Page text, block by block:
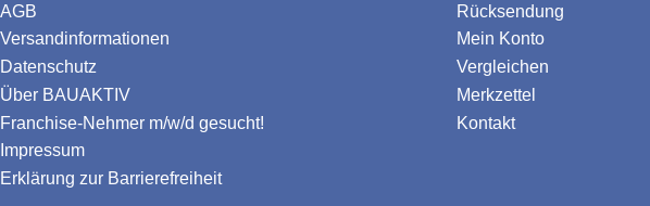
AGB
Versandinformationen
Datenschutz
Über BAUAKTIV
Franchise-Nehmer m/w/d gesucht!
Impressum
Erklärung zur Barrierefreiheit
Rücksendung
Mein Konto
Vergleichen
Merkzettel
Kontakt